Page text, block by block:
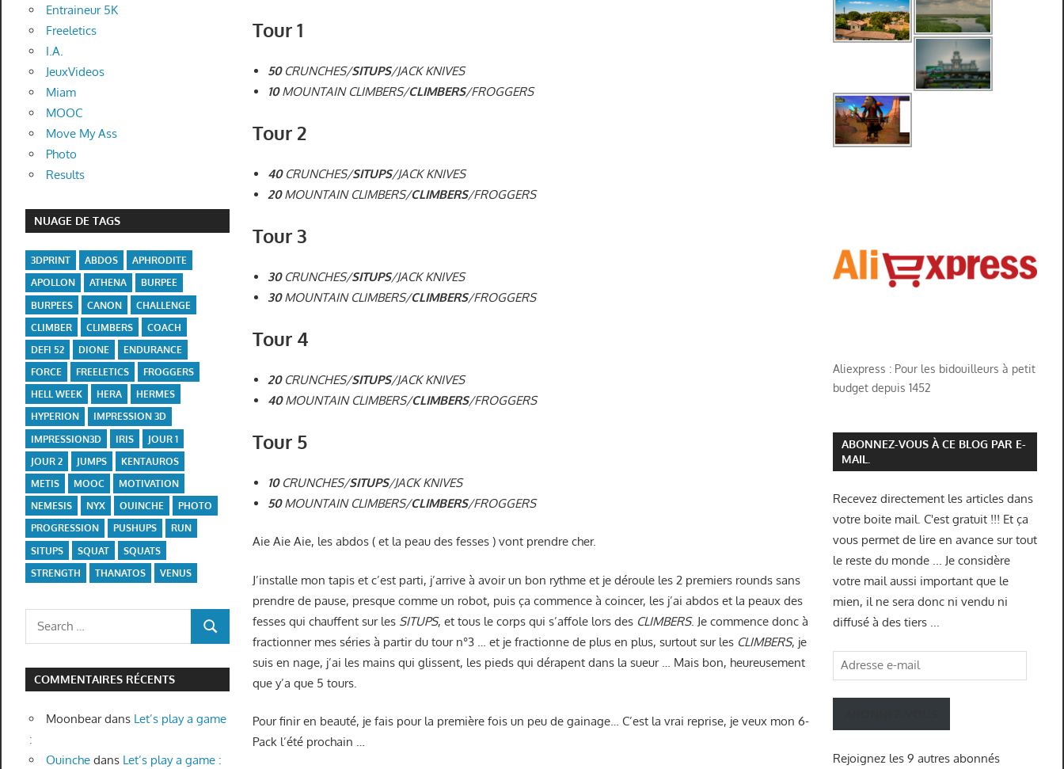
Tour 1
50CRUNCHES/SITUPS/JACK KNIVES
10MOUNTAIN CLIMBERS/CLIMBERS/FROGGERS
Tour 2
40CRUNCHES/SITUPS/JACK KNIVES
20MOUNTAIN CLIMBERS/CLIMBERS/FROGGERS
Tour 3
30CRUNCHES/SITUPS/JACK KNIVES
30MOUNTAIN CLIMBERS/CLIMBERS/FROGGERS
Tour 4
20CRUNCHES/SITUPS/JACK KNIVES
40MOUNTAIN CLIMBERS/CLIMBERS/FROGGERS
Tour 5
10CRUNCHES/SITUPS/JACK KNIVES
50MOUNTAIN CLIMBERS/CLIMBERS/FROGGERS
Aie Aie Aie, les abdos ( et la peau des fesses ) vont prendre cher.
J’installe mon tapis et c’est parti, j’arrive à avoir un bon rythme et je déroule les 2 premiers rounds sans
prendre de pause, presque comme un robot, puis ça commence à coincer, les j’ai abdos et la peaux des
fesses qui chauffent sur les SITUPS, et tous le corps qui s’affole lors des CLIMBERS. Je commence donc à
fractionner mes séries à partir du tour n°3 … et je fractionne de plus en plus, surtout sur les CLIMBERS, je
suis en nage, j’ai les mains qui glissent, les pieds qui dérapent dans la sueur … Mais bon, heureusement
que y’a que 5 tours.
Pour finir en beauté, je fais pour la première fois un peu de gainage… C’est la vrai reprise, je veux mon 6-
Pack l’été prochain …
Entraineur 5K
Freeletics
I.A.
JeuxVideos
Miam
MOOC
Move My Ass
Photo
Results
NUAGE DE TAGS
3DPRINT ABDOS
APHRODITE
APOLLON
ATHENA
BURPEE
BURPEES
CANON
CHALLENGE
CLIMBER
CLIMBERS
COACH
DEFI 52
DIONE
ENDURANCE
FORCE
FREELETICS
FROGGERS
HELL WEEK
HERA
HERMES
HYPERION
IMPRESSION 3D
IMPRESSION3D
IRIS
JOUR 1
JOUR 2
JUMPS
KENTAUROS
METIS
MOOC
MOTIVATION
NEMESIS
NYX OUINCHE
PHOTO
PROGRESSION
PUSHUPS
RUN
SITUPS
SQUAT
SQUATS
STRENGTH
THANATOS VENUS
Search
SEARCH
COMMENTAIRES RÉCENTS
Moonbeardans Let’s play a game
:
Ouinchedans Let’s play a game :
Aliexpress : Pour les bidouilleurs à petit
budget depuis 1452
ABONNEZ-VOUS À CE BLOG PAR E-
MAIL.
Recevez directement les articles dans
votre boite mail. C'est gratuit !!! Et ça
vous permet de lire en avance sur tout
le reste du monde ... Je considère
votre mail aussi important que le
mien, il ne sera donc ni vendu ni
diffusé à des tiers ...
Adresse
e-
mail
Rejoignez les 9 autres abonnés